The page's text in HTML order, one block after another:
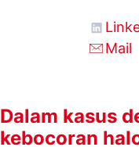
Mail
Dalam kasus
kebocoran